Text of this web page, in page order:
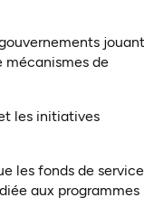
jouant
mécanismes de
les initiatives
les fonds de service
aux programmes